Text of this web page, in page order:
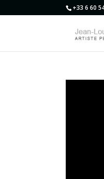
+33 6 60